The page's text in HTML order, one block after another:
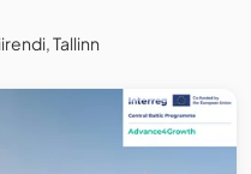
Tallinn